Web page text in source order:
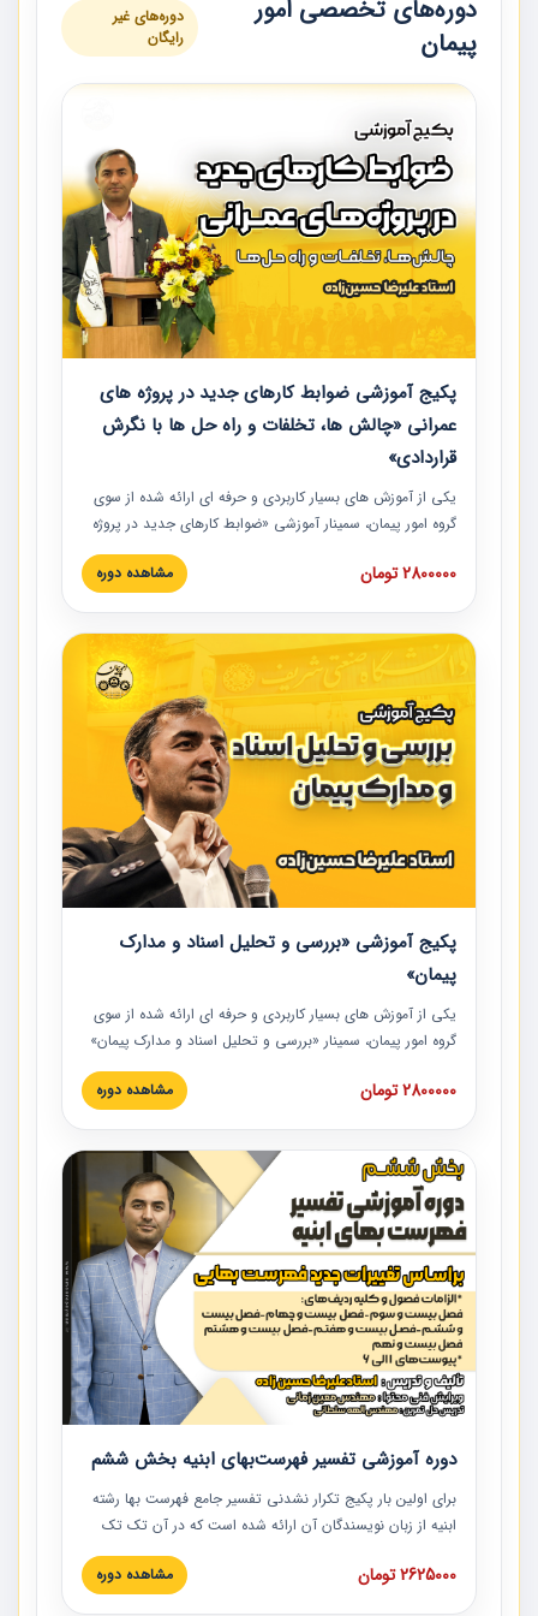
دوره‌های تخصصی امور
پیمان
دوره‌های غیر
رایگان
پکیج آموزشی ضوابط کارهای جدید در پروژه های
عمرانی «چالش ها، تخلفات و راه حل ها با نگرش
قراردادی»
یکی از آموزش‏‏‏‏‏‏ های بسیار کاربردی و حرفه‏ ای ارائه شده از سوی
گروه امور پیمان، سمینار آموزشی «ضوابط کارهای جدید در پروژه
های عمرانی» چالش ها، تخلفات و راه حل ها با نگرش قراردادی
است که در محل سندیکای شرکت های ساختمانی کشور ارائه شد.
مدارک پیمان به همراه تجربیات عملی ارائه شده است.
2800000 تومان مشاهده دوره
پکیج آموزشی «بررسی و تحلیل اسناد و مدارک
پیمان»
یکی از آموزش‏‏‏‏‏‏ های بسیار کاربردی و حرفه‏ ای ارائه شده از سوی
گروه امور پیمان، سمینار «بررسی و تحلیل اسناد و مدارک پیمان»
است که در دانشگاه صنعتی شریف ارائه شد. در این آموزش
نکات کلیدی مربوط به اسناد و مدارک پیمان، اولویت بندی اسناد
پیمان به همراه تجربیات عملی در این خصوص ارائه شده است.
2800000 تومان مشاهده دوره
دوره آموزشی تفسیر فهرست‌بهای ابنیه بخش ششم
برای اولین بار پکیج تکرار نشدنی تفسیر جامع فهرست بها رشته
ابنیه از زبان نویسندگان آن ارائه شده است که در آن تک تک
ردیف ها و مطالب فهرست بها تفسیر و ارائه شده است. این
دوره به صورت کامل تصویری بوده و به همراه تصاویر عملیات
2625000 تومان مشاهده دوره